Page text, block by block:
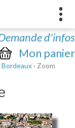
d'infos
Mon panier
Bordeaux› Zoom